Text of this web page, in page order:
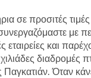
σε προσιτές
με
εταιρείες και
διαδρομές
Παγκατιάν. Όταν